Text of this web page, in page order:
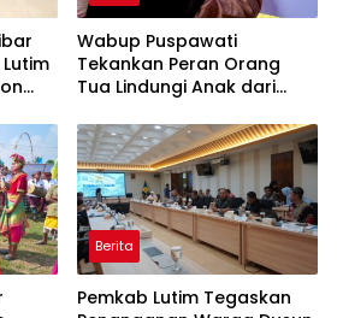
Wabup Puspawati
Tekankan Peran Orang
Tua Lindungi Anak dari
Gawai
Berita
Pemkab Lutim Tegaskan